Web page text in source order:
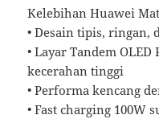
Kelebihan Huawei
• Desain tipis, ringan,
• Layar Tandem
kecerahan tinggi
• Performa kencang
• Fast charging 100W